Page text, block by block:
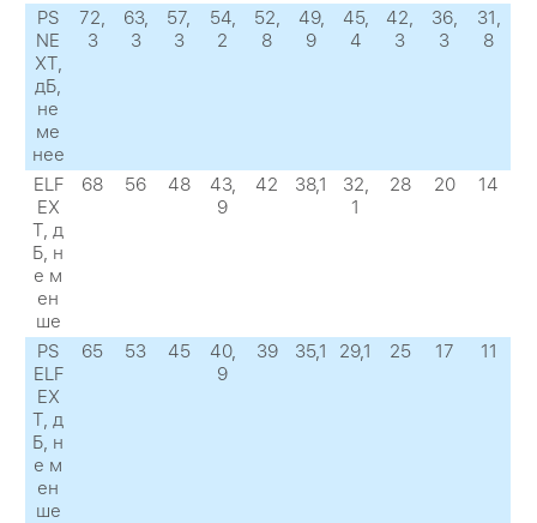
PS
NE
XТ,
дБ,
не
ме
нее
72,
3
63,
3
57,
3
54,
2
52,
8
49,
9
45,
4
42,
3
36,
3
31,
8
ELF
EX
Т, д
Б, н
е м
ен
ше
68 56 48
43,
9
42 38,1
32,
1
28 20 14
PS
ELF
EX
Т, д
Б, н
е м
ен
ше
65 53 45
40,
9
39 35,1 29,1 25 17 11